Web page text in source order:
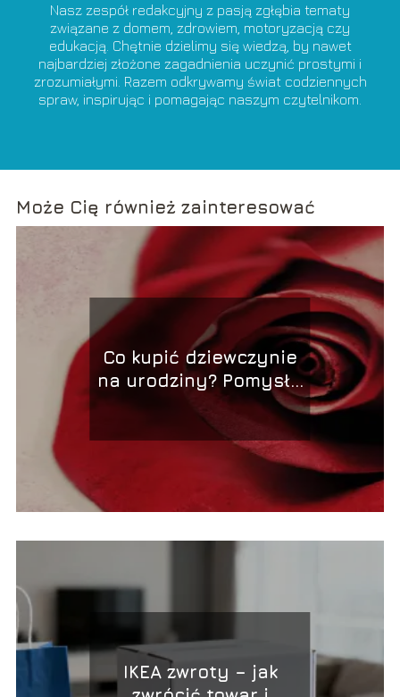
Nasz zespół redakcyjny z pasją zgłębia tematy
związane z domem, zdrowiem, motoryzacją czy
edukacją. Chętnie dzielimy się wiedzą, by nawet
najbardziej złożone zagadnienia uczynić prostymi i
zrozumiałymi. Razem odkrywamy świat codziennych
spraw, inspirując i pomagając naszym czytelnikom.
Może Cię również zainteresować
Co kupić dziewczynie
na urodziny? Pomysły
na prezent
IKEA zwroty – jak